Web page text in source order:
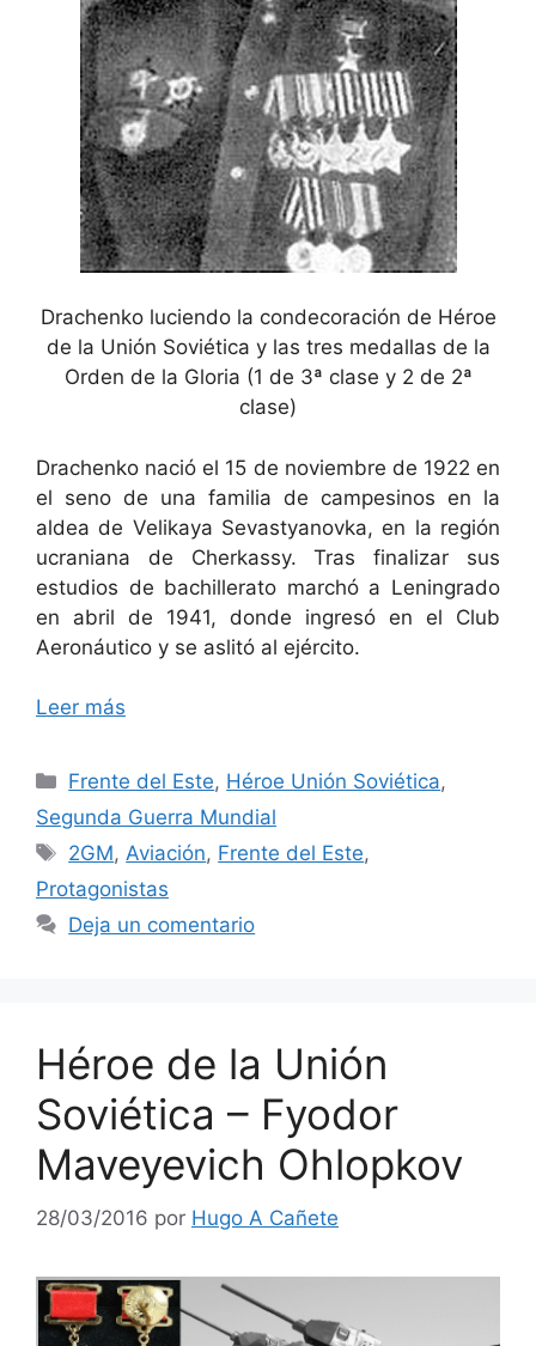
Drachenko luciendo la condecoración de Héroe
de la Unión Soviética y las tres medallas de la
Orden de la Gloria (1 de 3ª clase y 2 de 2ª
clase)
Drachenko nació el 15 de noviembre de 1922 en
el seno de una familia de campesinos en la
aldea de Velikaya Sevastyanovka, en la región
ucraniana de Cherkassy. Tras finalizar sus
estudios de bachillerato marchó a Leningrado
en abril de 1941, donde ingresó en el Club
Aeronáutico y se aslitó al ejército.
Leer más
Categorías
Frente del Este, Héroe Unión Soviética,
Segunda Guerra Mundial
Etiquetas
2GM,Aviación, Frente del Este,
Protagonistas
Deja un comentario
Héroe de la Unión
Soviética – Fyodor
Maveyevich Ohlopkov
28/03/2016 por Hugo A Cañete